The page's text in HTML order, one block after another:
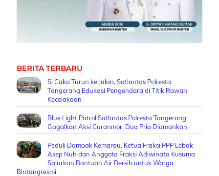
BERITA TERBARU
Si Caka Turun ke Jalan, Satlantas Polresta
Tangerang Edukasi Pengendara di Titik Rawan
Kecelakaan
Blue Light Patrol Satlantas Polresta Tangerang
Gagalkan Aksi Curanmor, Dua Pria Diamankan
Peduli Dampak Kemarau, Ketua Fraksi PPP Lebak
Asep Nuh dan Anggota Fraksi Adiwinata Kusuma
Salurkan Bantuan Air Bersih untuk Warga
Bintangresmi